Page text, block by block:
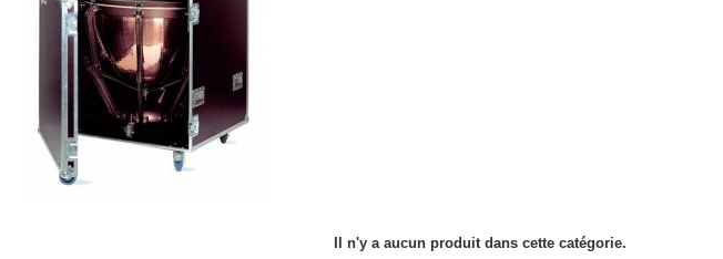
Il n'y a aucun produit dans cette catégorie.